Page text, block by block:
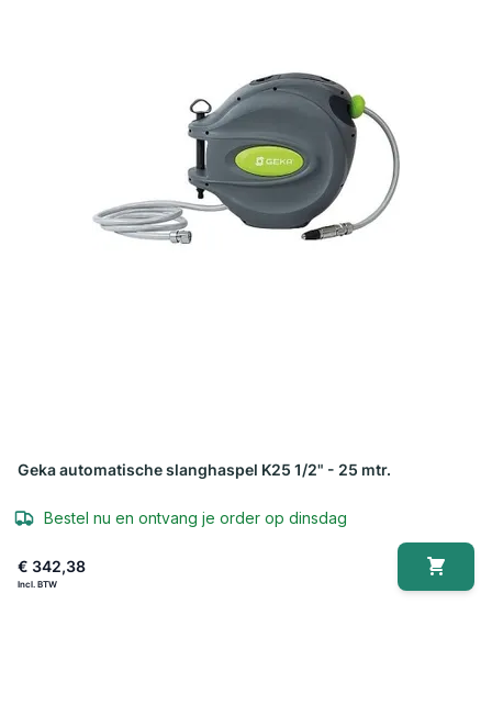
Geka automatische slanghaspel K25 1/2" - 25 mtr.
Bestel nu en ontvang je order op dinsdag
€ 342,38